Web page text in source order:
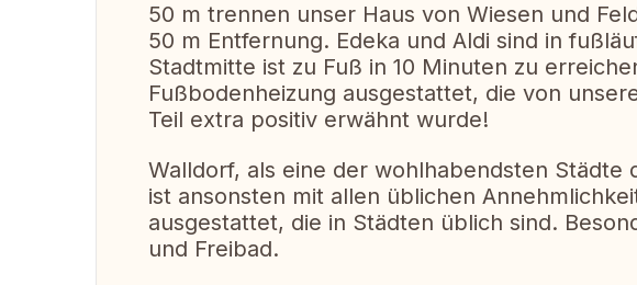
50 m trennen unser Haus von Wiesen und
50 m Entfernung. Edeka und Aldi sind in
Stadtmitte ist zu Fuß in 10 Minuten zu
Fußbodenheizung ausgestattet, die von
Teil extra positiv erwähnt wurde!
Walldorf, als eine der wohlhabendsten Städte
ist ansonsten mit allen üblichen
ausgestattet, die in Städten üblich sind.
und Freibad.